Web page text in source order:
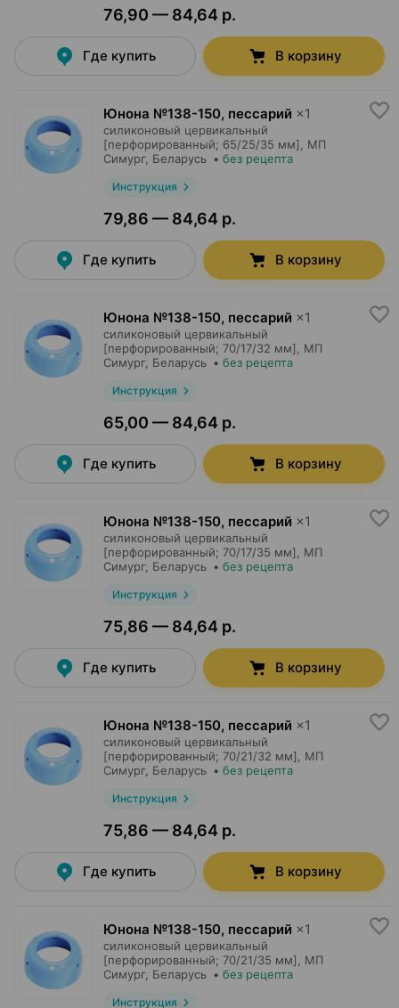
76,90 — 84,64 р.
Где купить В корзину
Юнона №138-150, пессарий ×1
силиконовый цервикальный
[перфорированный; 65/25/35 мм],
МП
Симург, Беларусь • без рецепта
Инструкция
79,86 — 84,64 р.
Где купить В корзину
Юнона №138-150, пессарий ×1
силиконовый цервикальный
[перфорированный; 70/17/32 мм],
МП
Симург, Беларусь • без рецепта
Инструкция
65,00 — 84,64 р.
Где купить В корзину
Юнона №138-150, пессарий ×1
силиконовый цервикальный
[перфорированный; 70/17/35 мм],
МП
Симург, Беларусь • без рецепта
Инструкция
75,86 — 84,64 р.
Где купить В корзину
Юнона №138-150, пессарий ×1
силиконовый цервикальный
[перфорированный; 70/21/32 мм],
МП
Симург, Беларусь • без рецепта
Инструкция
75,86 — 84,64 р.
Где купить В корзину
Юнона №138-150, пессарий ×1
силиконовый цервикальный
[перфорированный; 70/21/35 мм],
МП
Симург, Беларусь • без рецепта
Инструкция